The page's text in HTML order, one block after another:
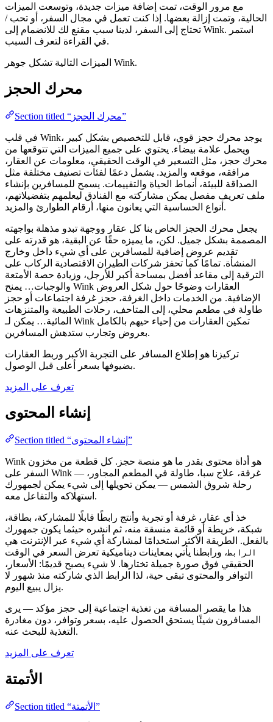
مع مرور الوقت، تمت إضافة ميزات جديدة، وتوسعت الميزات
الحالية، وتمت إزالة بعضها. إذا كنت تعمل في مجال السفر، أو تحب /
تحتاج إلى السفر، لدينا سبب مقنع لك للانضمام إلى Wink. استمر
في القراءة لتعرف السبب.
الميزات التالية تشكل جوهر Wink.
محرك الحجز
Section titled “محرك الحجز”
في قلب Wink، يوجد محرك حجز قوي، قابل للتخصيص بشكل كبير
ويحمل علامة بيضاء. يحتوي على جميع الميزات التي تتوقعها من
محرك حجز، مثل التسعير في الوقت الحقيقي، معلومات عن العقار،
مرافقه، موقعه والمزيد. يشمل دعمًا لفئات تصنيف مختلفة مثل
الصداقة للبيئة، أنماط الحياة والتقييمات. يسمح للمسافرين بإنشاء
ملف تعريف مفصل يمكن مشاركته مع الفنادق ليعلمهم بتفضيلاتهم،
أنواع الحساسية التي يعانون منها، أرقام الطوارئ والمزيد.
يجعل محرك الحجز الخاص بنا كل عقار ووجهة تبدو مذهلة بواجهته
المصممة بشكل جميل. لكن، ما يميزه حقًا عن البقية، هو قدرته على
تقديم عروض إضافية للمسافرين على أي شيء داخل وخارج
المنشأة. تمامًا كما تحفز شركات الطيران الاقتصادية الركاب على
الترقية إلى مقاعد أفضل بمساحة أكبر للأرجل، وزيادة حصة الأمتعة
والوجبات… يمنح Wink العقارات وضوحًا حول شكل العروض
الإضافية. من الخدمات داخل الغرفة، حجز غرفة اجتماعات أو حجز
طاولة في مطعم محلي، إلى المتاحف، رحلات الطبيعة والمتنزهات
المائية… يمكن لـ Wink تمكين العقارات من إحياء حيهم بالكامل
بعروض وتجارب ستدهش المسافرين.
تركيزنا هو إطلاع المسافر على التجربة الأكبر وربط العقارات
بضيوفها بسعر أعلى قبل الوصول.
تعرف على المزيد
إنشاء المحتوى
Section titled “إنشاء المحتوى”
Wink هو أداة محتوى بقدر ما هو منصة حجز. كل قطعة من مخزون
السفر على Wink — غرفة، علاج سبا، طاولة في المطعم المجاور،
رحلة شروق الشمس — يمكن تحويلها إلى شيء يمكن لجمهورك
استهلاكه والتفاعل معه.
خذ أي عقار، غرفة أو تجربة وأنتج رابطًا قابلًا للمشاركة، بطاقة،
شبكة، خريطة أو قائمة منسقة منه، ثم انشره حيثما يكون جمهورك
بالفعل. الطريقة الأكثر استخدامًا لمشاركة أي شيء عبر الإنترنت هي
الرابط، ورابطنا يأتي بمعاينات ديناميكية تعرض السعر في الوقت
الحقيقي فوق صورة جميلة تختارها. لا شيء يصبح قديمًا: الأسعار،
التوافر والمحتوى تبقى حية، لذا الرابط الذي شاركته منذ شهور لا
يزال يبيع اليوم.
هذا ما يقصر المسافة من تغذية اجتماعية إلى حجز مؤكد — يرى
المسافرون شيئًا يستحق الحصول عليه، بسعر وتوافر، دون مغادرة
التغذية للبحث عنه.
تعرف على المزيد
الأتمتة
Section titled “الأتمتة”